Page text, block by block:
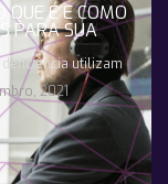
QUE É E COMO
PARA SUA
utilizam
2021